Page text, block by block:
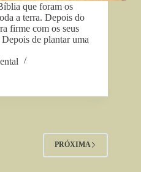
que foram os
a terra. Depois do
firme com os seus
de plantar uma
PRÓXIMA